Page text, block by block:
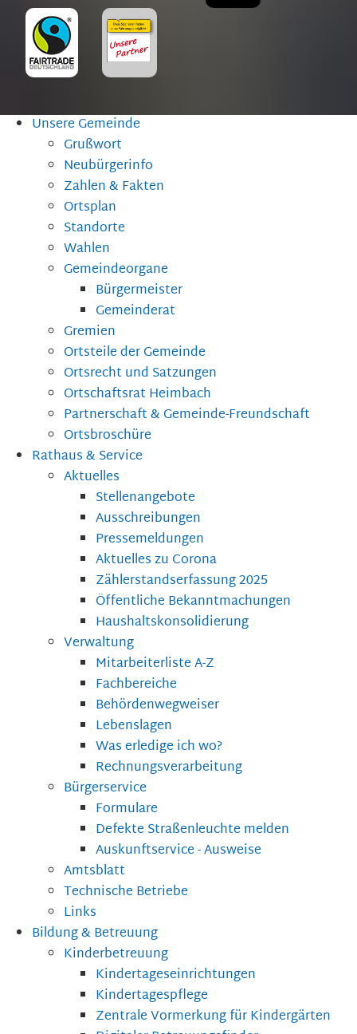
Unsere Gemeinde
Grußwort
Neubürgerinfo
Zahlen & Fakten
Ortsplan
Standorte
Wahlen
Gemeindeorgane
Bürgermeister
Gemeinderat
Gremien
Ortsteile der Gemeinde
Ortsrecht und Satzungen
Ortschaftsrat Heimbach
Partnerschaft & Gemeinde-Freundschaft
Ortsbroschüre
Rathaus & Service
Aktuelles
Stellenangebote
Ausschreibungen
Pressemeldungen
Aktuelles zu Corona
Zählerstandserfassung 2025
Öffentliche Bekanntmachungen
Haushaltskonsolidierung
Verwaltung
Mitarbeiterliste A-Z
Fachbereiche
Behördenwegweiser
Lebenslagen
Was erledige ich wo?
Rechnungsverarbeitung
Bürgerservice
Formulare
Defekte Straßenleuchte melden
Auskunftservice - Ausweise
Amtsblatt
Technische Betriebe
Links
Bildung & Betreuung
Kinderbetreuung
Kindertageseinrichtungen
Kindertagespflege
Zentrale Vormerkung für Kindergärten